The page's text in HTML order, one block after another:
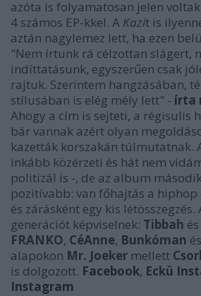
azóta is folyamatosan jelen
4 számos EP-kkel. A Kazit is
aztán nagylemez lett, ha ezen
"Nem írtunk rá célzottan slágert,
indíttatásunk, egyszerűen csak
rajtuk. Szerintem hangzásában,
stílusában is elég mély lett" - írta
Ahogy a cím is sejteti, a régisulis
bár vannak azért olyan
kazetták korszakán túlmutatnak.
inkább közérzeti és hát nem
politizál is -, de az album
pozitívabb: van főhajtás a
és zárásként egy kis
generációt képviselnek: Tibbah és
FRANKO, CéAnne, Bunkóman és
alapokon Mr. Joeker mellett
is dolgozott. Facebook, Eckü
Instagram